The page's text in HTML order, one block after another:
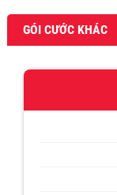
GÓI CƯỚC KHÁC